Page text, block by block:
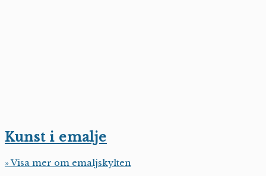
Kunst i emalje
» Visa mer om emaljskylten